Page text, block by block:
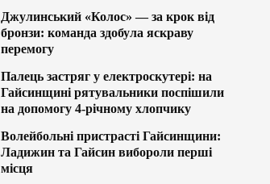
Джулинський «Колос» — за крок від
бронзи: команда здобула яскраву
перемогу
Палець застряг у електроскутері: на
Гайсинщині рятувальники поспішили
на допомогу 4-річному хлопчику
Волейбольні пристрасті Гайсинщини:
Ладижин та Гайсин вибороли перші
місця